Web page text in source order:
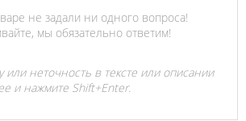
не задали ни одного вопроса!
мы обязательно ответим!
неточность в тексте или описании
и нажмите Shift+Enter.